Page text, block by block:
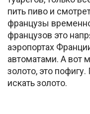
пить пиво и
французы
французов это
аэропортах
автоматами. А
золото, это
искать золото.